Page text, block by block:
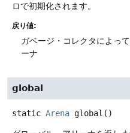
ロで初期化されます。
戻り値:
ガベージ・コレクタによっ
ーナ
global
static Arena global ()